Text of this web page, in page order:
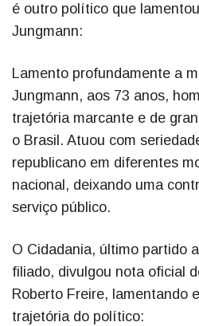
é outro político que
Jungmann:
Lamento profundamente a
Jungmann, aos 73 anos,
trajetória marcante e de
o Brasil. Atuou com
republicano em diferentes
nacional, deixando uma
serviço público.
O Cidadania, último partido
filiado, divulgou nota oficial
Roberto Freire, lamentando
trajetória do político: